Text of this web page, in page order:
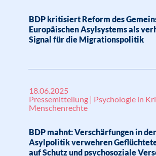
BDP kritisiert Reform des
Europäischen Asylsystems als
Signal für die Migrationspolitik
18.06.2025
Pressemitteilung | Psychologie in
Menschenrechte
BDP mahnt: Verschärfungen in der
Asylpolitik verwehren
auf Schutz und psychosoziale